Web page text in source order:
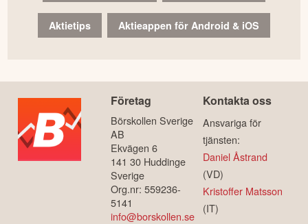
Aktietips Aktieappen för Android & iOS
Företag
Börskollen Sverige
AB
Ekvägen 6
141 30 Huddinge
Sverige
Org.nr: 559236-
5141
info@borskollen.se
Kontakta oss
Ansvariga för
tjänsten:
Daniel Åstrand
(VD)
Kristoffer Matsson
(IT)